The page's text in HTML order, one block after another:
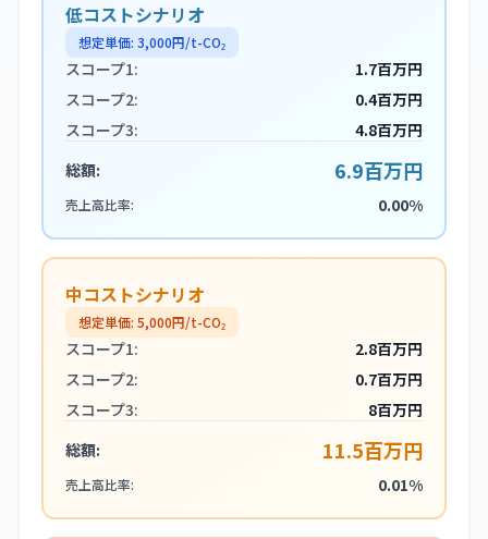
低コストシナリオ
想定単価: 3,000円/t-CO₂
スコープ1:
1.7百万円
スコープ2:
0.4百万円
スコープ3:
4.8百万円
総額:
6.9百万円
売上高比率: 0.00%
中コストシナリオ
想定単価: 5,000円/t-CO₂
スコープ1:
2.8百万円
スコープ2:
0.7百万円
スコープ3:
8百万円
総額:
11.5百万円
売上高比率: 0.01%